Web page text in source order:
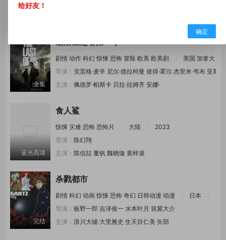
全集
最后生还者第一季
剧情 动作 科幻 惊悚 恐怖 冒险 欧美 欧美剧 美国 加拿大
导演： 克雷格·麦辛 尼尔·德拉柯曼 彼得·霍尔 杰里米·韦布 亚斯
主演： 佩德罗·帕斯卡 贝拉·拉姆齐 安娜·
蓝光高清
食人鲨
惊悚 灾难 恐怖 恐怖片 大陆
2023
导演： 陈幻翔
主演： 陈信喆 董钒 魏晓璇 黄梓凌
完结
杀戮都市
剧情 科幻 动画 惊悚 恐怖 奇幻 日韩动漫 动漫 日本
导演： 板野一郎 吉泽俊一 水本叶月 筑紫大介
主演： 浪川大辅 大里雅史 生天目仁美 矢部
给好友！
确定